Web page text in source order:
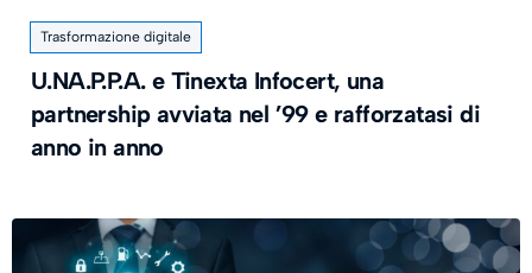
Trasformazione digitale
U.NA.P.P.A. e Tinexta Infocert, una
partnership avviata nel ’99 e rafforzatasi di
anno in anno